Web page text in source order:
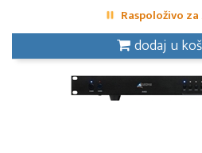
Raspoloživo
dodaj u